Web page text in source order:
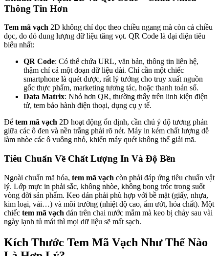
Thông Tin Hơn
Tem mã vạch 2D không chỉ đọc theo chiều ngang mà còn cả chiều
dọc, do đó dung lượng dữ liệu tăng vọt. QR Code là đại diện tiêu
biểu nhất:
QR Code: Có thể chứa URL, văn bản, thông tin liên hệ,
thậm chí cả một đoạn dữ liệu dài. Chỉ cần một chiếc
smartphone là quét được, rất lý tưởng cho truy xuất nguồn
gốc thực phẩm, marketing tương tác, hoặc thanh toán số.
Data Matrix: Nhỏ hơn QR, thường thấy trên linh kiện điện
tử, tem bảo hành điện thoại, dụng cụ y tế.
Để tem mã vạch 2D hoạt động ổn định, cần chú ý độ tương phản
giữa các ô đen và nền trắng phải rõ nét. Máy in kém chất lượng dễ
làm nhòe các ô vuông nhỏ, khiến máy quét không thể giải mã.
Tiêu Chuẩn Về Chất Lượng In Và Độ Bền
Ngoài chuẩn mã hóa, tem mã vạch còn phải đáp ứng tiêu chuẩn vật
lý. Lớp mực in phải sắc, không nhòe, không bong tróc trong suốt
vòng đời sản phẩm. Keo dán phải phù hợp với bề mặt (giấy, nhựa,
kim loại, vải…) và môi trường (nhiệt độ cao, ẩm ướt, hóa chất). Một
chiếc tem mã vạch dán trên chai nước mắm mà keo bị chảy sau vài
ngày lạnh tủ mát thì mọi dữ liệu sẽ mất sạch.
Kích Thước Tem Mã Vạch Như Thế Nào